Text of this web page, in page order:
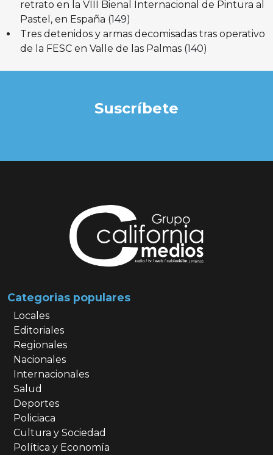
retrato en la VIII Bienal Internacional de Pintura al
Pastel, en España (149)
Tres detenidos y armas decomisadas tras operativo
de la FESC en Valle de las Palmas (140)
Suscríbete
Categorias populares
Locales
Editoriales
Regionales
Nacionales
Internacionales
Salud
Deportes
Policiaca
Cultura y Sociedad
Política y Economía